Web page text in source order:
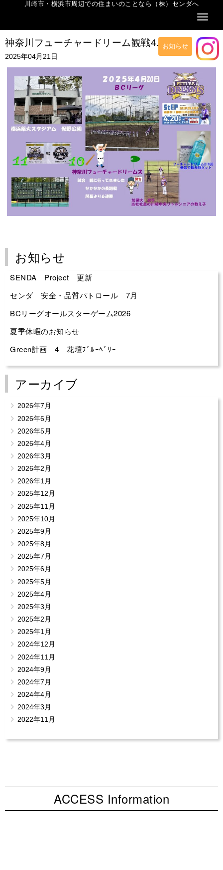
川崎市・横浜市周辺での住まいのことなら（株）センダへ
お知らせ
神奈川フューチャードリーム観戦4.20
2025年04月21日
お知らせ
SENDA Project 更新
センダ 安全・品質パトロール 7月
BCリーグオールスターゲーム2026
夏季休暇のお知らせ
Green計画 4 花壇ﾌﾞﾙｰﾍﾞﾘｰ
アーカイブ
2026年7月
2026年6月
2026年5月
2026年4月
2026年3月
2026年2月
2026年1月
2025年12月
2025年11月
2025年10月
2025年9月
2025年8月
2025年7月
2025年6月
2025年5月
2025年4月
2025年3月
2025年2月
2025年1月
2024年12月
2024年11月
2024年9月
2024年7月
2024年4月
2024年3月
2022年11月
ACCESS Information